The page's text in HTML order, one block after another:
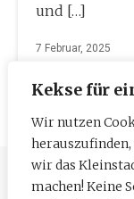
Kekse für
Wir nutzen
herauszufinden,
wir das
machen! Keine
und […]
7 Februar, 2025